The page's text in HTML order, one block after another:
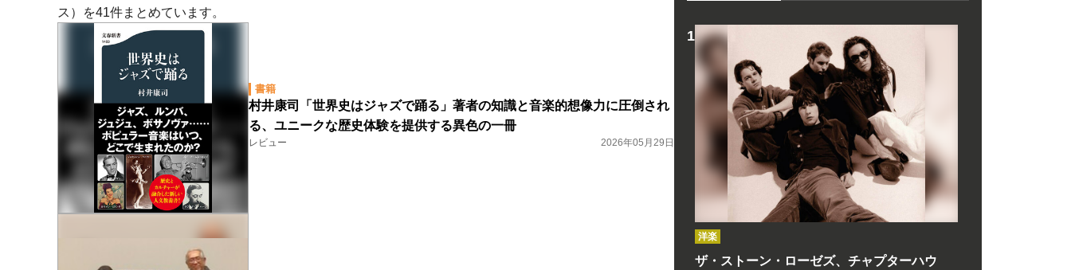
ス）を41件まとめています。
書籍
村井康司「世界史はジャズで踊る」著者の知識と音楽的想像力に圧倒され
る、ユニークな歴史体験を提供する異色の一冊
レビュー 2026年05月29日
洋楽
ザ・ストーン・ローゼズ、チャプターハウ